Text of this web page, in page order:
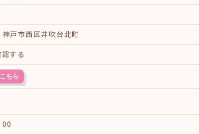
戸市西区井吹台北町
する
ちら